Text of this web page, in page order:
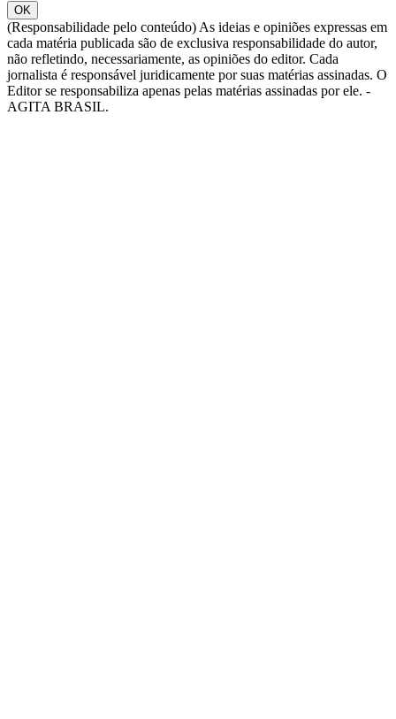
OK
(Responsabilidade pelo conteúdo) As ideias e opiniões expressas em
cada matéria publicada são de exclusiva responsabilidade do autor,
não refletindo, necessariamente, as opiniões do editor. Cada
jornalista é responsável juridicamente por suas matérias assinadas. O
Editor se responsabiliza apenas pelas matérias assinadas por ele. -
AGITA BRASIL.